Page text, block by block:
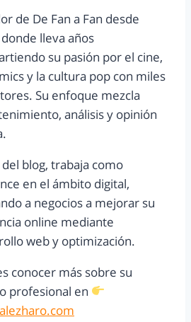
de De Fan a Fan desde
lleva años
su pasión por el cine,
y la cultura pop con miles
Su enfoque mezcla
análisis y opinión
blog, trabaja como
en el ámbito digital,
a negocios a mejorar su
online mediante
web y optimización.
conocer más sobre su
profesional en